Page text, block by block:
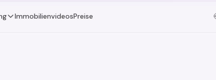
ImmobilienvideosPreise